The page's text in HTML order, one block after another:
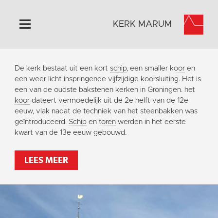
Home
Algemeen
Historie
Omgeving
Activiteiten
Foto's
KERK MARUM
De kerk bestaat uit een kort schip, een smaller koor en
een weer licht inspringende vijfzijdige koorsluiting. Het is
een van de oudste bakstenen kerken in Groningen. het
koor dateert vermoedelijk uit de 2e helft van de 12e
eeuw, vlak nadat de techniek van het steenbakken was
geïntroduceerd. Schip en toren werden in het eerste
kwart van de 13e eeuw gebouwd.
LEES MEER